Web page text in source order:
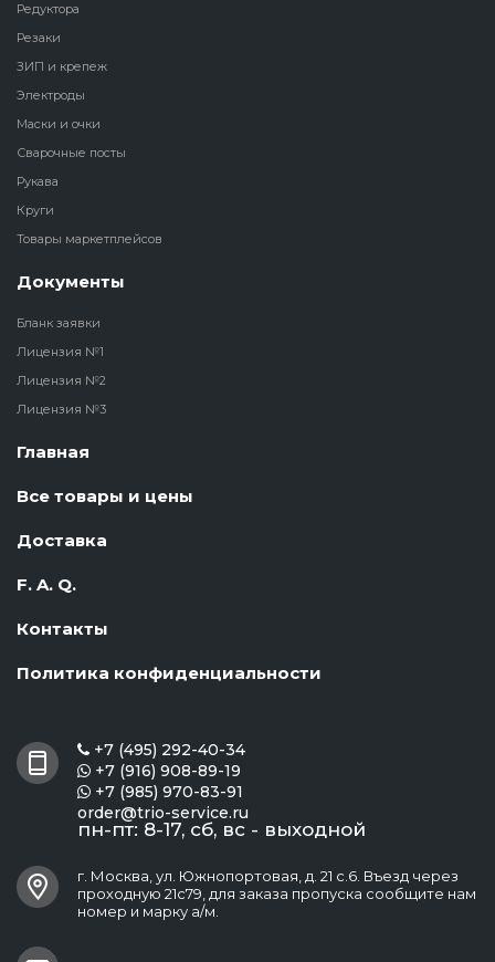
Редуктора
Резаки
ЗИП и крепеж
Электроды
Маски и очки
Сварочные посты
Рукава
Круги
Товары маркетплейсов
Документы
Бланк заявки
Лицензия №1
Лицензия №2
Лицензия №3
Главная
Все товары и цены
Доставка
F. A. Q.
Контакты
Политика конфиденциальности
 +7 (495) 292-40-34
 +7 (916) 908-89-19
 +7 (985) 970-83-91
order@trio-service.ru
пн-пт: 8-17, сб, вс - выходной
г. Москва, ул. Южнопортовая, д. 21 с.6. Въезд через
проходную 21с79, для заказа пропуска сообщите нам
номер и марку а/м.